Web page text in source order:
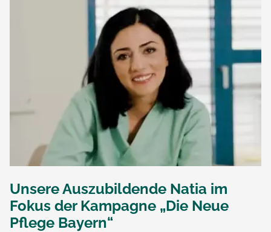
Unsere Auszubildende Natia im
Fokus der Kampagne „Die Neue
Pflege Bayern“